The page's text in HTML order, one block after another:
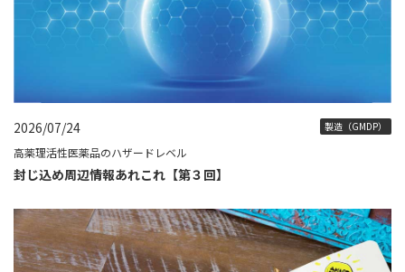
2026/07/24 製造（GMDP）
高薬理活性医薬品のハザードレベル
封じ込め周辺情報あれこれ【第３回】